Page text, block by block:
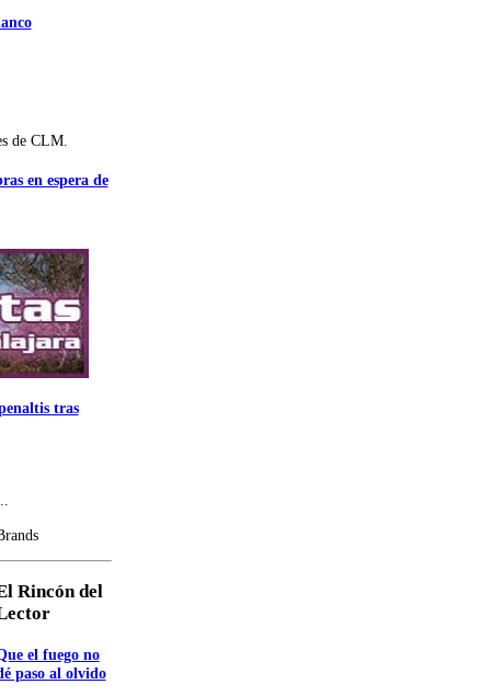
de CLM.
en espera de
tras
Rincón del
el fuego no
paso al olvido